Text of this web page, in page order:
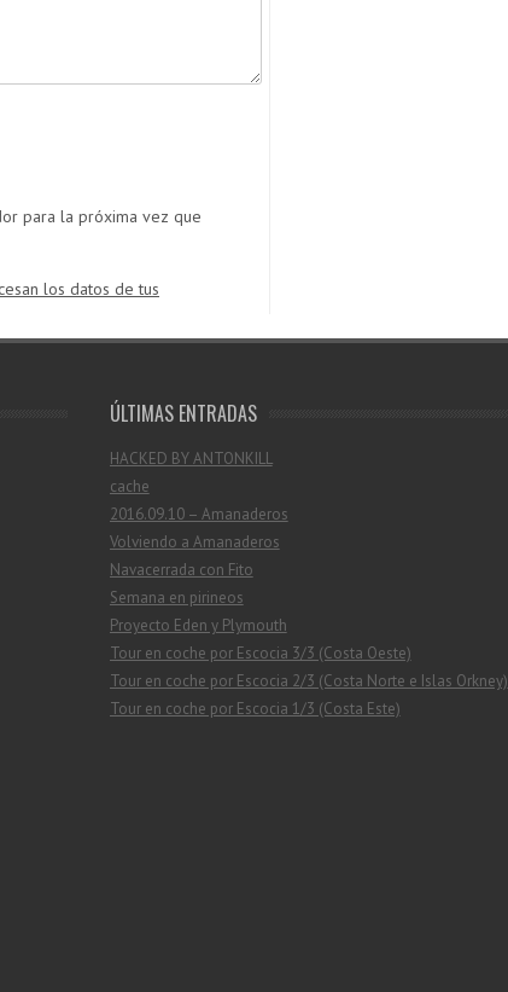
para la próxima vez que
los datos de tus
ÚLTIMAS ENTRADAS
HACKED BY ANTONKILL
cache
2016.09.10 – Amanaderos
Volviendo a Amanaderos
Navacerrada con Fito
Semana en pirineos
Proyecto Eden y Plymouth
Tour en coche por Escocia 3/3 (Costa Oeste)
Tour en coche por Escocia 2/3 (Costa Norte e Islas Orkney)
Tour en coche por Escocia 1/3 (Costa Este)